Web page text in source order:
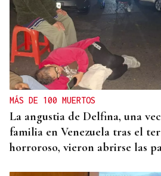
MÁS DE 100 MUERTOS
La angustia de Delfina, una
familia en Venezuela tras el
horroroso, vieron abrirse las